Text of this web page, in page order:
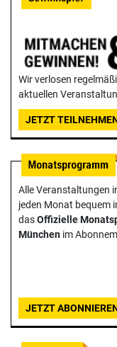
Wir verlosen
aktuellen
JETZT
Alle Veranstaltungen
jeden Monat bequem
dasOffizielle
München im
JETZT